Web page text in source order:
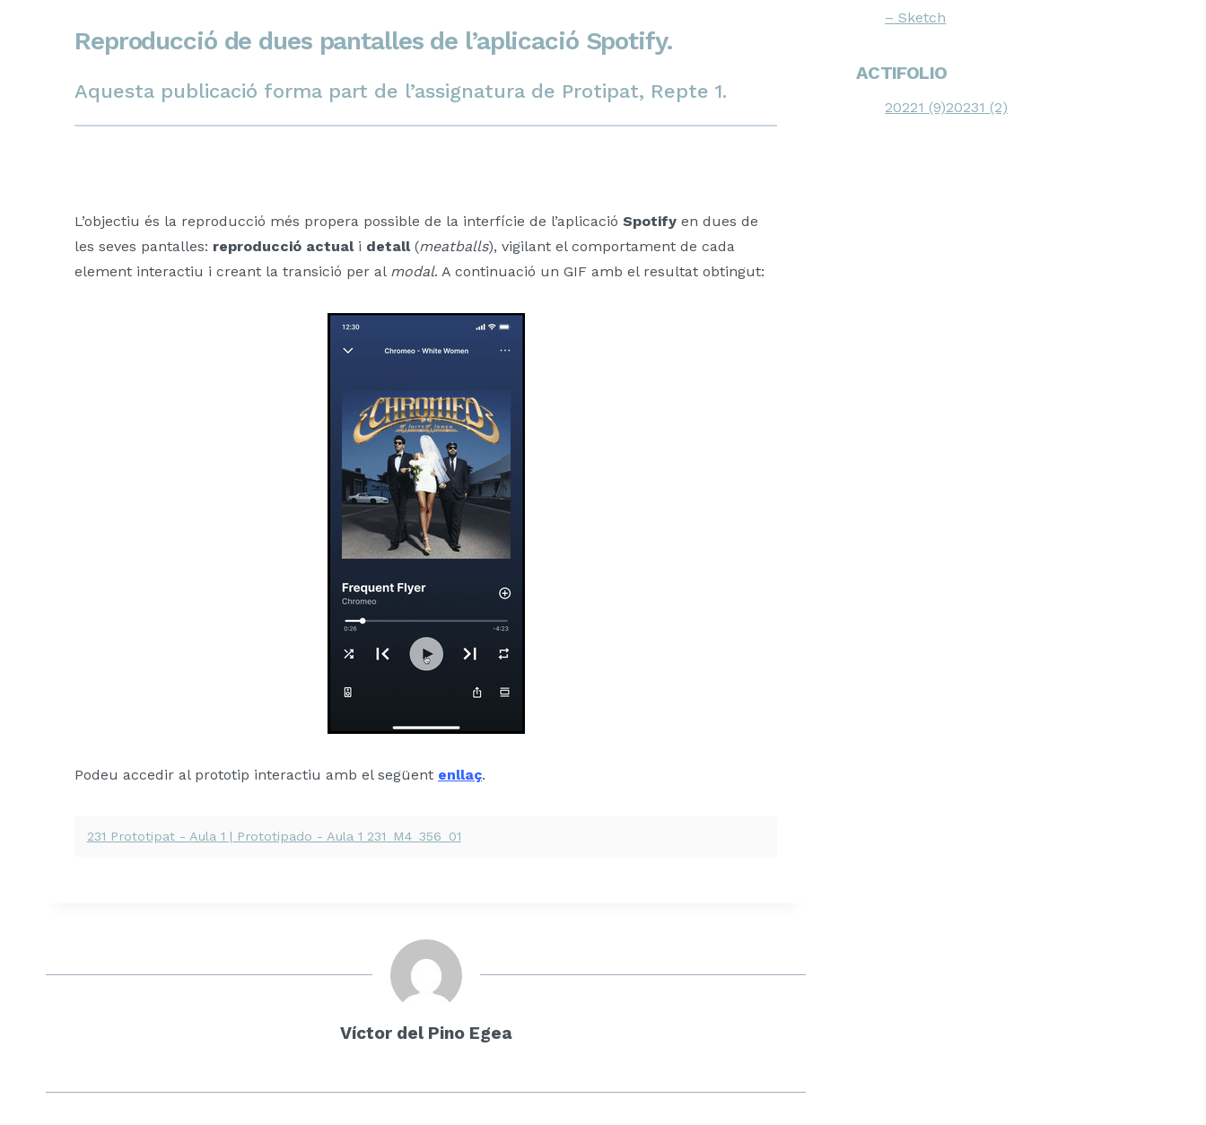
Reproducció de dues pantalles de l’aplicació Spotify.
Aquesta publicació forma part de l’assignatura de Protipat, Repte 1.
L’objectiu és la reproducció més propera possible de la interfície de l’aplicació Spotify en dues de
les seves pantalles: reproducció actuali detall(meatballs), vigilant el comportament de cada
element interactiu i creant la transició per al modal. A continuació un GIF amb el resultat obtingut:
Podeu accedir al prototip interactiu amb el següent enllaç.
231 Prototipat - Aula 1 | Prototipado - Aula 1 231_M4_356_01
Víctor del Pino Egea
– Sketch
ACTIFOLIO
20221 (9)20231 (2)